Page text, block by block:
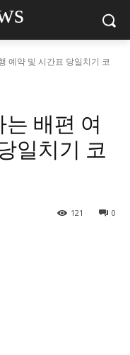
예약 및 시간표 당일치기 코
배편 여
일치기 코
0
121